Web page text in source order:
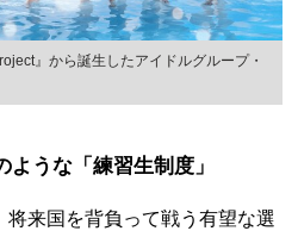
』から誕生したアイドルグループ・
うな「練習生制度」
来国を背負って戦う有望な選